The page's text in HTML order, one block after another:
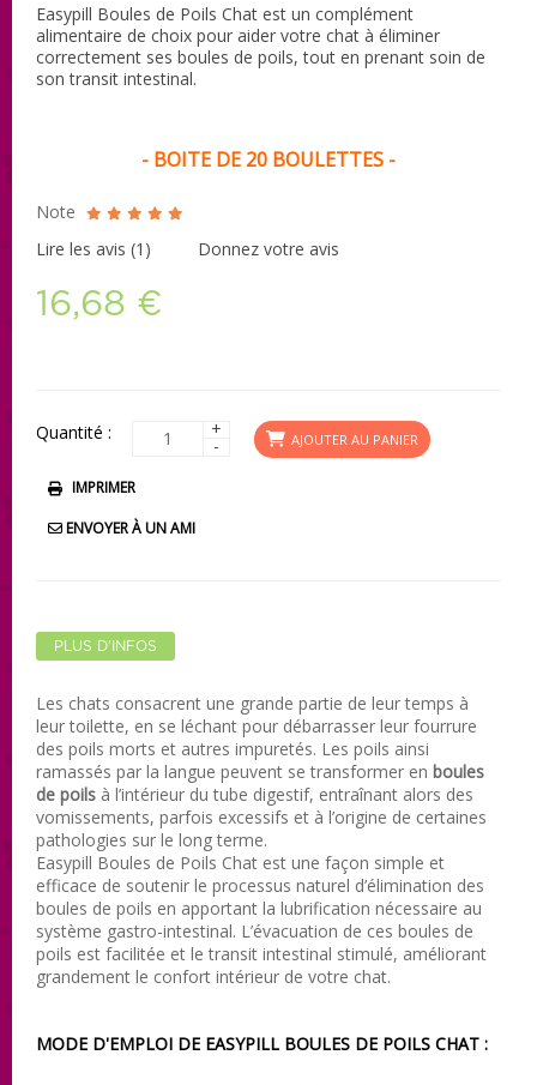
Easypill Boules de Poils Chat est un complément
alimentaire de choix pour aider votre chat à éliminer
correctement ses boules de poils, tout en prenant soin de
son transit intestinal.
- BOITE DE 20 BOULETTES -
Note
Lire les avis (1 ) Donnez votre avis
16,68 €
Quantité : +
- AJOUTER AU PANIER
IMPRIMER
ENVOYER À UN AMI
PLUS D'INFOS
Les chats consacrent une grande partie de leur temps à
leur toilette, en se léchant pour débarrasser leur fourrure
des poils morts et autres impuretés. Les poils ainsi
ramassés par la langue peuvent se transformer en boules
de poils à l’intérieur du tube digestif, entraînant alors des
vomissements, parfois excessifs et à l’origine de certaines
pathologies sur le long terme.
Easypill Boules de Poils Chat est une façon simple et
efficace de soutenir le processus naturel d’élimination des
boules de poils en apportant la lubrification nécessaire au
système gastro-intestinal. L’évacuation de ces boules de
poils est facilitée et le transit intestinal stimulé, améliorant
grandement le confort intérieur de votre chat.
MODE D'EMPLOI DE EASYPILL BOULES DE POILS CHAT :